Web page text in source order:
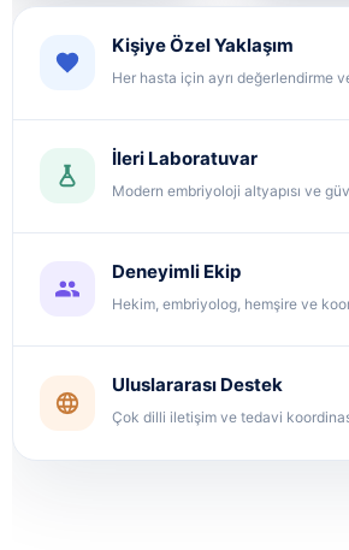
Kişiye Özel Yaklaşım
Her hasta için ayrı değerlendirme
İleri Laboratuvar
Modern embriyoloji altyapısı ve
Deneyimli Ekip
Hekim, embriyolog, hemşire ve
Uluslararası Destek
Çok dilli iletişim ve tedavi